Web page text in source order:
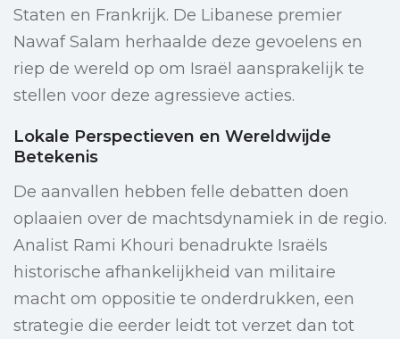
Staten en Frankrijk. De Libanese premier
Nawaf Salam herhaalde deze gevoelens en
riep de wereld op om Israël aansprakelijk te
stellen voor deze agressieve acties.
Lokale Perspectieven en Wereldwijde
Betekenis
De aanvallen hebben felle debatten doen
oplaaien over de machtsdynamiek in de regio.
Analist Rami Khouri benadrukte Israëls
historische afhankelijkheid van militaire
macht om oppositie te onderdrukken, een
strategie die eerder leidt tot verzet dan tot